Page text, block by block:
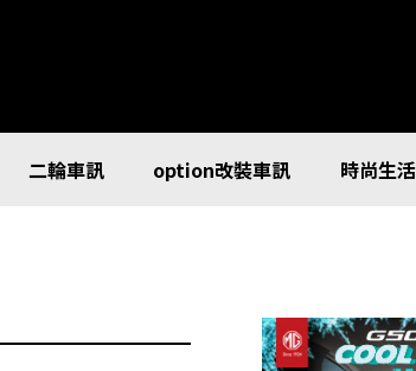
二輪車訊 option改裝車訊 時尚生活